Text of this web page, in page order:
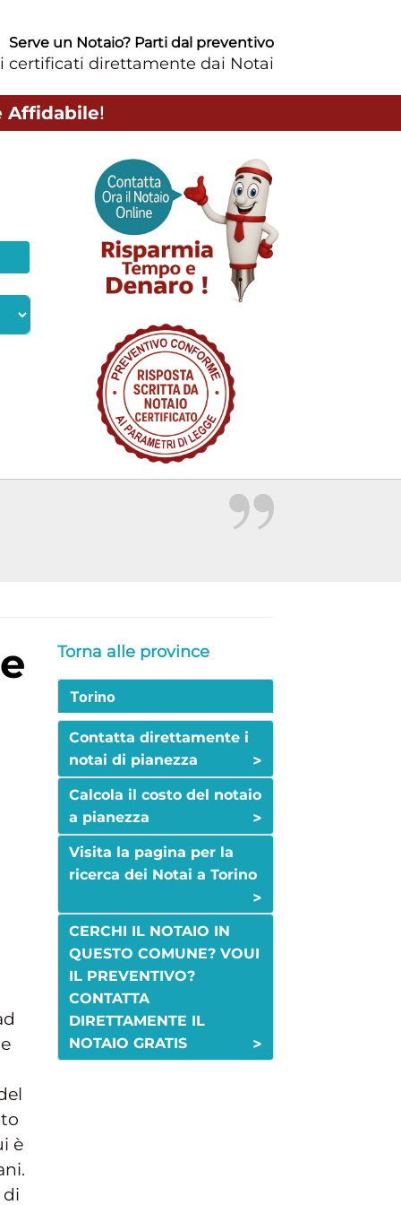
Serve un Notaio? Parti dal preventivo
certificati direttamente dai Notai
Affidabile!
è
di
Torna alle province
Torino
Contatta direttamente i
notai di pianezza
>
Calcola il costo del notaio
a pianezza
>
Visita la pagina per la
ricerca dei Notai a Torino
>
CERCHI IL NOTAIO IN
QUESTO COMUNE? VOUI
IL PREVENTIVO?
CONTATTA
DIRETTAMENTE IL
NOTAIO GRATIS
>